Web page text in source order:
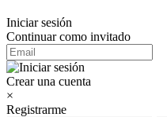
Iniciar sesión
Continuar como invitado
Crear una cuenta
×
Registrarme